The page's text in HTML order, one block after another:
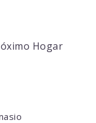
Hogar